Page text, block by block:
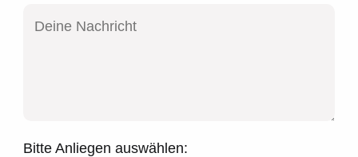
Bitte Anliegen auswählen: